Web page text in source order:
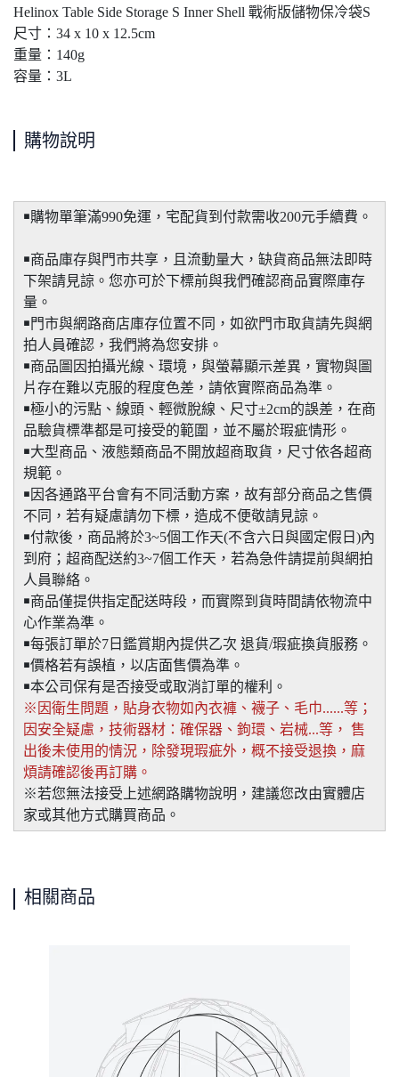
Helinox Table Side Storage S Inner Shell 戰術版儲物保冷袋S
尺寸：34 x 10 x 12.5cm
重量：140g
容量：3L
購物說明
￭購物單筆滿990免運，宅配貨到付款需收200元手續費。
￭商品庫存與門市共享，且流動量大，缺貨商品無法即時
下架請見諒。您亦可於下標前與我們確認商品實際庫存
量。
￭門市與網路商店庫存位置不同，如欲門市取貨請先與網
拍人員確認，我們將為您安排。
￭商品圖因拍攝光線、環境，與螢幕顯示差異，實物與圖
片存在難以克服的程度色差，請依實際商品為準。
￭極小的污點、線頭、輕微脫線、尺寸±2cm的誤差，在商
品驗貨標準都是可接受的範圍，並不屬於瑕疵情形。
￭大型商品、液態類商品不開放超商取貨，尺寸依各超商
規範。
￭因各通路平台會有不同活動方案，故有部分商品之售價
不同，若有疑慮請勿下標，造成不便敬請見諒。
￭付款後，商品將於3~5個工作天(不含六日與國定假日)內
到府；超商配送約3~7個工作天，若為急件請提前與網拍
人員聯絡。
￭商品僅提供指定配送時段，而實際到貨時間請依物流中
心作業為準。
￭每張訂單於7日鑑賞期內提供乙次 退貨/瑕疵換貨服務。
￭價格若有誤植，以店面售價為準。
￭本公司保有是否接受或取消訂單的權利。
※因衛生問題，貼身衣物如內衣褲、襪子、毛巾......等；
因安全疑慮，技術器材：確保器、鉤環、岩械...等， 售
出後未使用的情況，除發現瑕疵外，概不接受退換，麻
煩請確認後再訂購。
※若您無法接受上述網路購物說明，建議您改由實體店
家或其他方式購買商品。
相關商品